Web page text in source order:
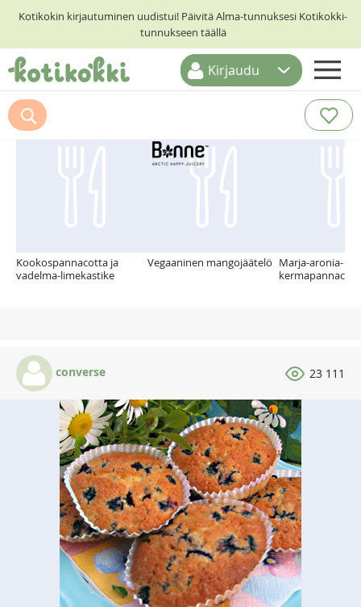
Kotikokin kirjautuminen uudistui! Päivitä Alma-tunnuksesi Kotikokki-
tunnukseen täällä
ETUSIVU
RESEPTIHAKU
Kirjaudu
Suosittelemme myös
Kookospannacotta ja
vadelma-limekastike
Vegaaninen mangojäätelö Marja-aronia- ja
converse 23 111